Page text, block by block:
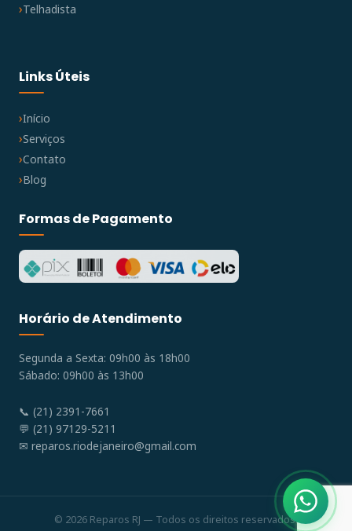
Telhadista
Links Úteis
Início
Serviços
Contato
Blog
Formas de Pagamento
Horário de Atendimento
Segunda a Sexta: 09h00 às 18h00
Sábado: 09h00 às 13h00
📞 (21) 2391-7661
💬 (21) 97129-5211
✉ reparos.riodejaneiro@gmail.com
© 2026 Reparos RJ — Todos os direitos reservados.